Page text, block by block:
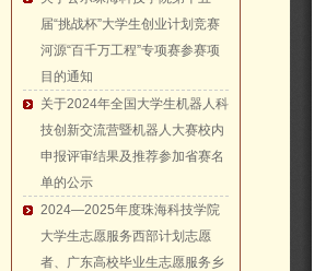
届“挑战杯”大学生创业计划竞赛
河源“百千万工程”专项赛参赛项
目的通知
关于2024年全国大学生机器人科
技创新交流营暨机器人大赛校内
申报评审结果及推荐参加省赛名
单的公示
2024—2025年度珠海科技学院
大学生志愿服务西部计划志愿
者、广东高校毕业生志愿服务乡